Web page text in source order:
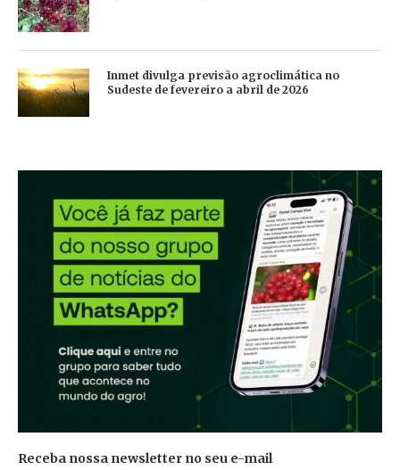
Inmet divulga previsão agroclimática no
Sudeste de fevereiro a abril de 2026
Receba nossa newsletter no seu e-mail